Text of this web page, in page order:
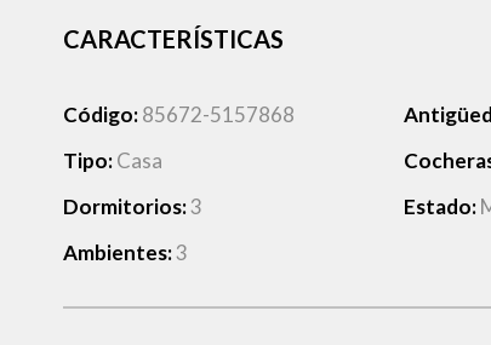
CARACTERÍSTICAS
Código:85672-5157868
Tipo:Casa
Dormitorios:3
Ambientes:3
Estado: